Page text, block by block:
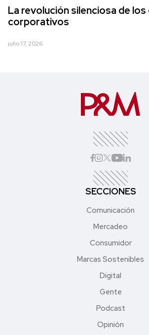
La revolución silenciosa de
corporativos
julio 17, 2026
SECCIONES
Comunicación
Mercadeo
Consumidor
Marcas Sostenibles
Digital
Gente
Podcast
Opinión